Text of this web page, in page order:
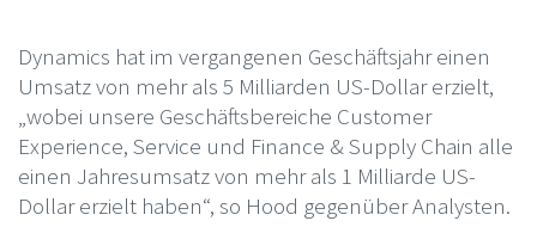
Dynamics hat im vergangenen Geschäftsjahr einen
Umsatz von mehr als 5 Milliarden US-Dollar erzielt,
„wobei unsere Geschäftsbereiche Customer
Experience, Service und Finance & Supply Chain alle
einen Jahresumsatz von mehr als 1 Milliarde US-
Dollar erzielt haben“, so Hood gegenüber Analysten.